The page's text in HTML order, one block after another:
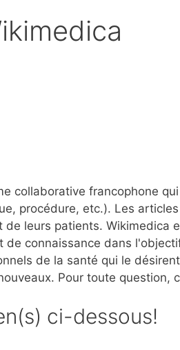
collaborative francophone
procédure, etc.). Les
de leurs patients. Wikimedica
connaissance dans
de la santé qui le
Pour toute question,
ci-dessous!